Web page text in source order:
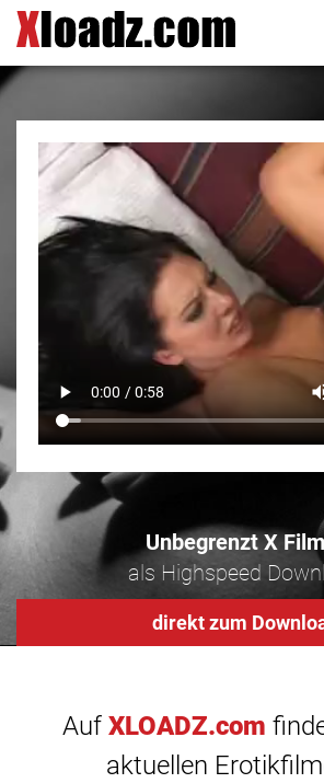
Unbegrenzt X
als Highspeed
direkt zum
Auf XLOADZ.com
aktuellen